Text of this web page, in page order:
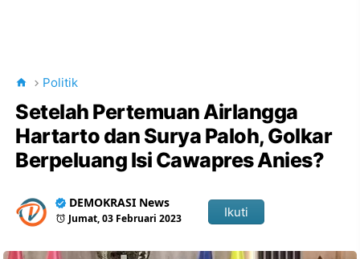
Politik
Setelah Pertemuan Airlangga
Hartarto dan Surya Paloh, Golkar
Berpeluang Isi Cawapres Anies?
DEMOKRASI News
Jumat, 03 Februari 2023 Ikuti